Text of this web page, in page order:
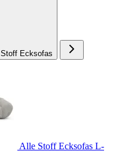
Stoff Ecksofas
Alle Stoff Ecksofas L-